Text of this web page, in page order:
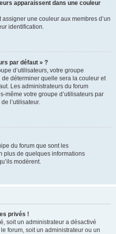
apparaissent dans une couleur
une couleur aux membres d’un
identification.
par défaut » ?
d’utilisateurs, votre groupe
déterminer quelle sera la couleur et
Les administrateurs du forum
même votre groupe d’utilisateurs par
l’utilisateur.
du forum que sont les
plus de quelques informations
modèrent.
privés !
soit un administrateur a désactivé
forum, soit un administrateur ou un